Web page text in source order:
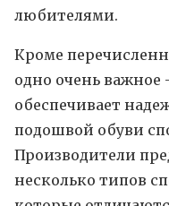
любителями.
Кроме
одно очень важное
обеспечивает
подошвой обуви
Производители
несколько типов